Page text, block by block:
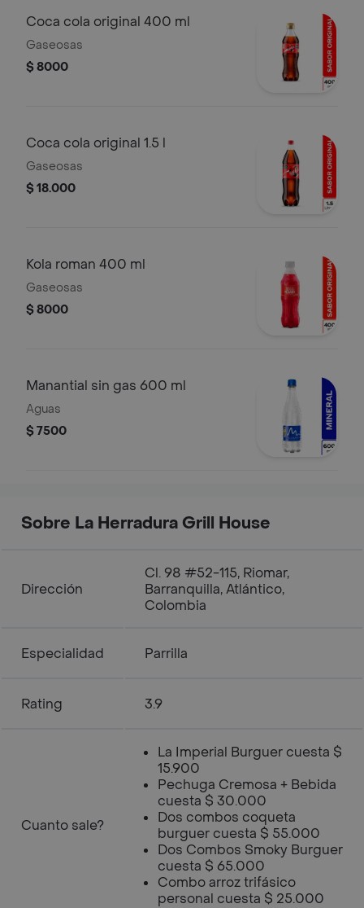
Coca cola original 400 ml
Gaseosas
$ 8000
Coca cola original 1.5 l
Gaseosas
$ 18.000
Kola roman 400 ml
Gaseosas
$ 8000
Manantial sin gas 600 ml
Aguas
$ 7500
Sobre La Herradura Grill House
Dirección
Cl. 98 #52-115, Riomar,
Barranquilla, Atlántico,
Colombia
Especialidad Parrilla
Rating 3.9
Cuanto sale?
La Imperial Burguer cuesta $
15.900
Pechuga Cremosa + Bebida
cuesta $ 30.000
Dos combos coqueta
burguer cuesta $ 55.000
Dos Combos Smoky Burguer
cuesta $ 65.000
Combo arroz trifásico
personal cuesta $ 25.000